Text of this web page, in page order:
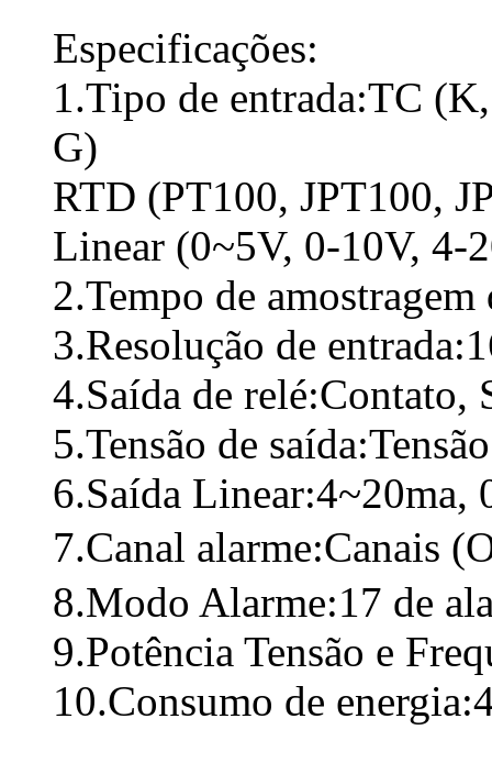
Especificações:
1.Tipo de entrada:TC
G)
RTD (PT100, JPT100,
Linear (0~5V, 0-10V, 4-
2.Tempo de
3.Resolução de
4.Saída de relé:Contato,
5.Tensão de
6.Saída Linear:4~20ma,
7.Canal alarme:Canais
8.Modo Alarme:17 de
9.Potência Tensão e
10.Consumo de